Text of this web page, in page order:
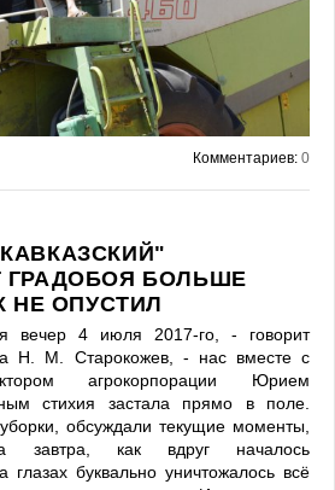
Комментариев: 0
ГРАДОБОЯ БОЛЬШЕ
НЕ ОПУСТИЛ
вечер 4 июля 2017-го, - говорит
Н. М. Старокожев, - нас вместе с
агрокорпорации Юрием
стихия застала прямо в поле.
обсуждали текущие моменты,
завтра, как вдруг началось
глазах буквально уничтожалось всё